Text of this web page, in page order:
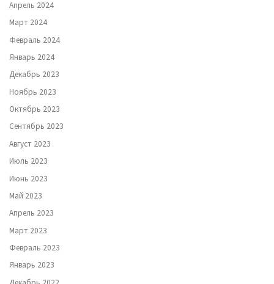
Апрель 2024
Март 2024
Февраль 2024
Январь 2024
Декабрь 2023
Ноябрь 2023
Октябрь 2023
Сентябрь 2023
Август 2023
Июль 2023
Июнь 2023
Май 2023
Апрель 2023
Март 2023
Февраль 2023
Январь 2023